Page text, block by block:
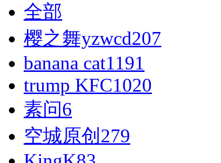
全部
樱之舞yzwcd207
banana cat1191
trump KFC1020
素问6
空城原创279